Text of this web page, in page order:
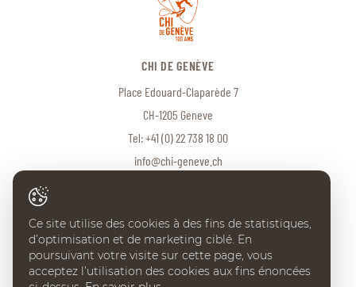
CHI DE GENÈVE
Place Edouard-Claparède 7
CH-1205 Geneve
Tel:+41 (0) 22 738 18 00
info@chi-geneve.ch
© 2026 CHI de Genève. Tous droits réservés
Created with♥byArtionet· Generated with IceCube2.Net
Ce site utilise des cookies à des fins de statistiques,
d’optimisation et de marketing ciblé. En
poursuivant votre visite sur cette page, vous
acceptez l’utilisation des cookies aux fins énoncées